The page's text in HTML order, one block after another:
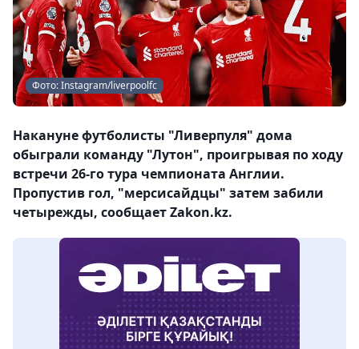
Фото: Instagram/liverpoolfc
Накануне футболисты "Ливерпуля" дома
обыграли команду "Лутон", проигрывая по ходу
встречи 26-го тура чемпионата Англии.
Пропустив гол, "мерсисайдцы" затем забили
четырежды, сообщает Zakon.kz.